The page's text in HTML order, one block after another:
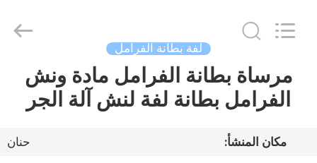
مسكن
لفة بطانة الفرامل
مرساة بطانة الفرامل مادة ونش
الفرامل بطانة لفة لنش آلة الجر
مكان المنشأ:
حنان